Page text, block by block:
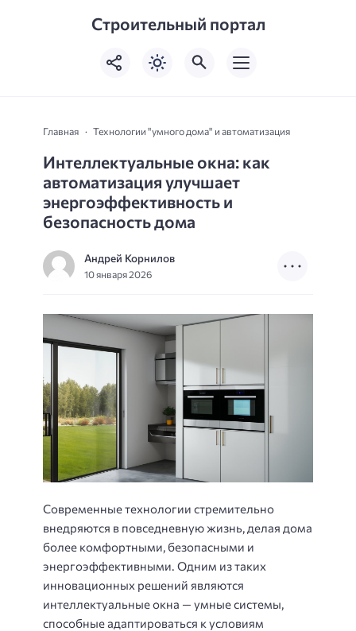
Строительный портал
Главная Технологии "умного дома" и автоматизация
Интеллектуальные окна: как
автоматизация улучшает
энергоэффективность и
безопасность дома
Андрей Корнилов
10 января 2026
Современные технологии стремительно
внедряются в повседневную жизнь, делая дома
более комфортными, безопасными и
энергоэффективными. Одним из таких
инновационных решений являются
интеллектуальные окна — умные системы,
способные адаптироваться к условиям